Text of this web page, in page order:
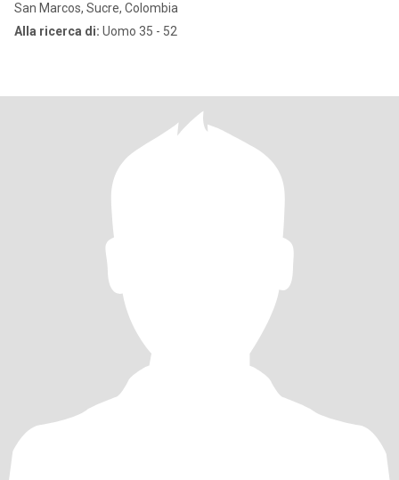
San Marcos, Sucre, Colombia
Alla ricerca di: Uomo 35 - 52